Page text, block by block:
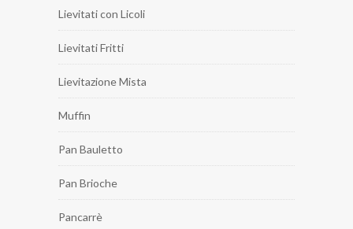
Lievitati con Licoli
Lievitati Fritti
Lievitazione Mista
Muffin
Pan Bauletto
Pan Brioche
Pancarrè